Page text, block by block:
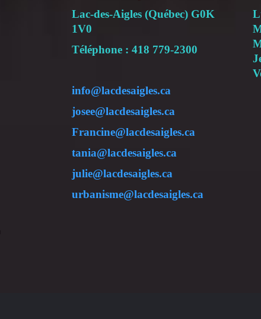
Lac-des-Aigles (Québec) G0K
1V0
Téléphone : 418 779-2300
info@lacdesaigles.ca
josee@lacdesaigles.ca
Francine@lacdesaigles.ca
tania@lacdesaigles.ca
julie@lacdesaigles.ca
urbanisme@lacdesaigles.ca